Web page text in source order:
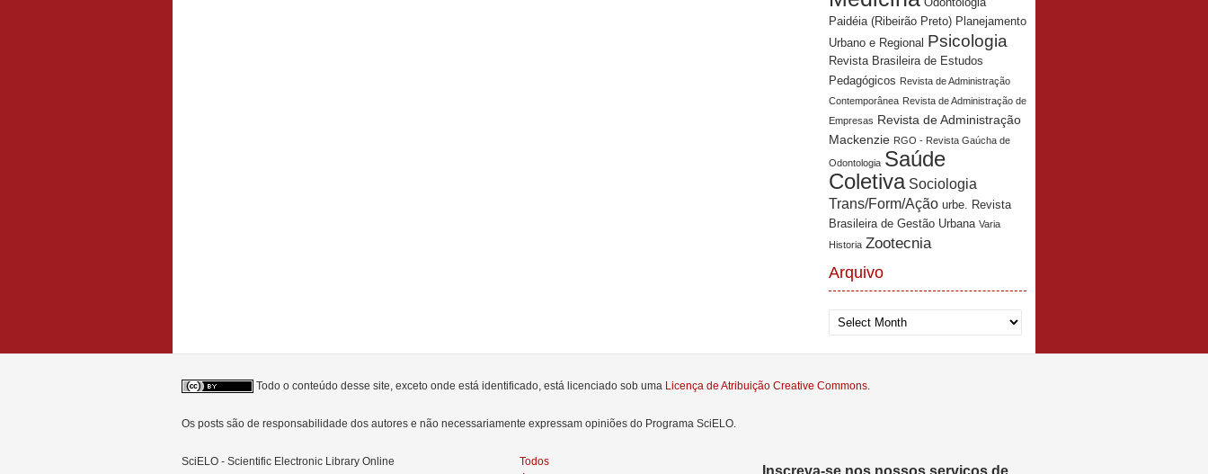
Paidéia (Ribeirão Preto) Planejamento
Urbano e Regional Psicologia
Revista Brasileira de Estudos
Pedagógicos Revista de Administração
Contemporânea Revista de Administração de
Empresas Revista de Administração
Mackenzie RGO - Revista Gaúcha de
Odontologia Saúde
Coletiva Sociologia
Trans/Form/Ação urbe. Revista
Brasileira de Gestão Urbana Varia
Historia Zootecnia
Arquivo
Arquivo
Todo o conteúdo desse site, exceto onde está identificado, está licenciado sob uma Licença de Atribuição Creative Commons.
Os posts são de responsabilidade dos autores e não necessariamente expressam opiniões do Programa SciELO.
SciELO - Scientific Electronic Library Online Todos
Inscreva-se nos nossos serviços de